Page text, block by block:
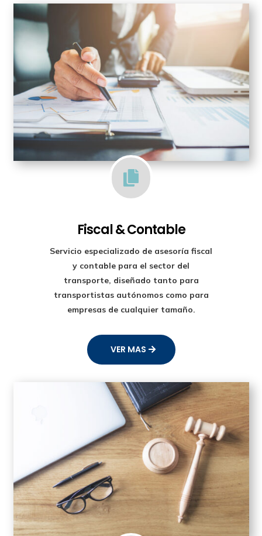

Fiscal & Contable
Servicio especializado de asesoría fiscal
y contable para el sector del
transporte, diseñado tanto para
transportistas autónomos como para
empresas de cualquier tamaño.
VER MAS